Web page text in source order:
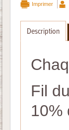
Imprimer
Description
Fil
10%